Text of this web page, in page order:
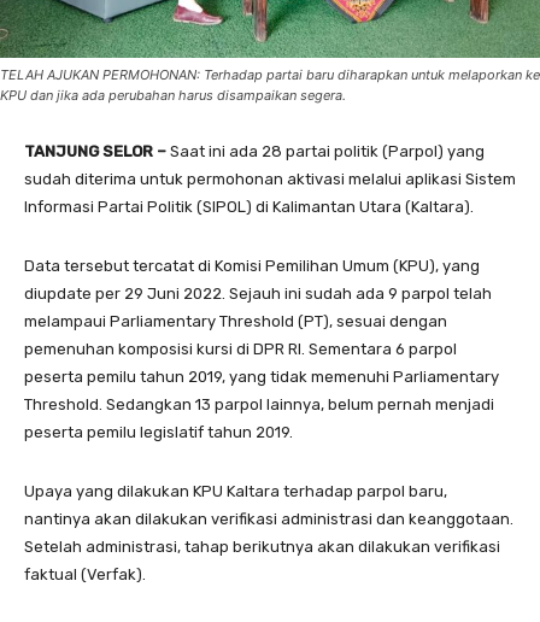
TELAH AJUKAN PERMOHONAN: Terhadap partai baru diharapkan untuk melaporkan ke
KPU dan jika ada perubahan harus disampaikan segera.
TANJUNG SELOR – Saat ini ada 28 partai politik (Parpol) yang
sudah diterima untuk permohonan aktivasi melalui aplikasi Sistem
Informasi Partai Politik (SIPOL) di Kalimantan Utara (Kaltara).
Data tersebut tercatat di Komisi Pemilihan Umum (KPU), yang
diupdate per 29 Juni 2022. Sejauh ini sudah ada 9 parpol telah
melampaui Parliamentary Threshold (PT), sesuai dengan
pemenuhan komposisi kursi di DPR RI. Sementara 6 parpol
peserta pemilu tahun 2019, yang tidak memenuhi Parliamentary
Threshold. Sedangkan 13 parpol lainnya, belum pernah menjadi
peserta pemilu legislatif tahun 2019.
Upaya yang dilakukan KPU Kaltara terhadap parpol baru,
nantinya akan dilakukan verifikasi administrasi dan keanggotaan.
Setelah administrasi, tahap berikutnya akan dilakukan verifikasi
faktual (Verfak).